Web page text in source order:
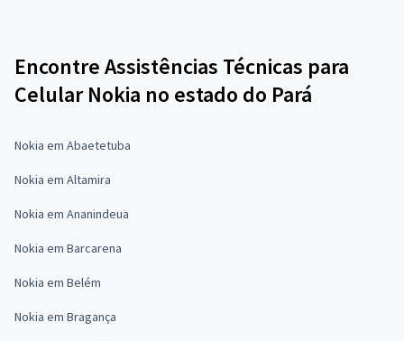
Encontre Assistências Técnicas para
Celular Nokia no estado do Pará
Nokia em Abaetetuba
Nokia em Altamira
Nokia em Ananindeua
Nokia em Barcarena
Nokia em Belém
Nokia em Bragança